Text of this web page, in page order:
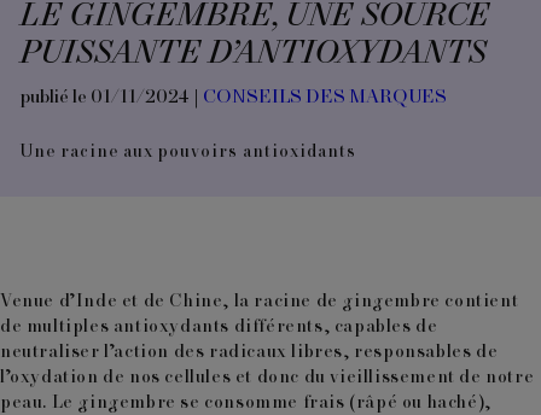
LE GINGEMBRE, UNE SOURCE
PUISSANTE D’ANTIOXYDANTS
publié le 01/11/2024 | CONSEILS DES MARQUES
Une racine aux pouvoirs antioxidants
Venue d’Inde et de Chine, la racine de gingembre contient
de multiples antioxydants différents, capables de
neutraliser l’action des radicaux libres, responsables de
l’oxydation de nos cellules et donc du vieillissement de notre
peau. Le gingembre se consomme frais (râpé ou haché),